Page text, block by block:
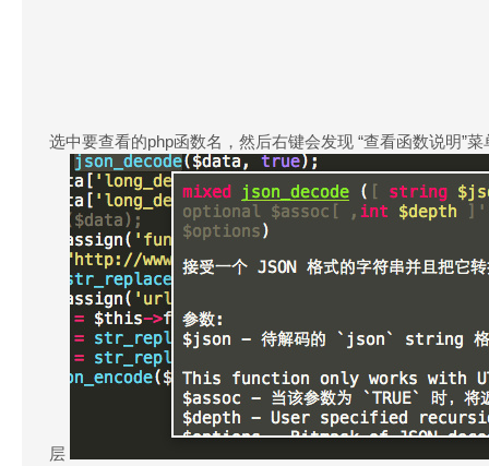
选中要查看的php函数名，然后右键会发现 “查看函数说明”菜
层